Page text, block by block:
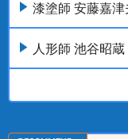
漆塗師 安藤嘉津
人形師 池谷昭蔵